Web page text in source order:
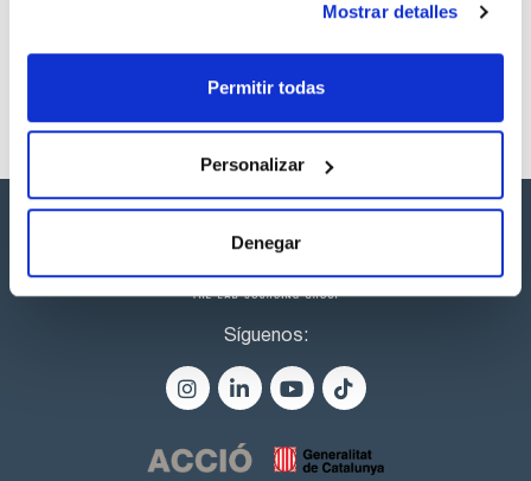
Mostrar detalles
Permitir todas
Personalizar
Denegar
Síguenos: